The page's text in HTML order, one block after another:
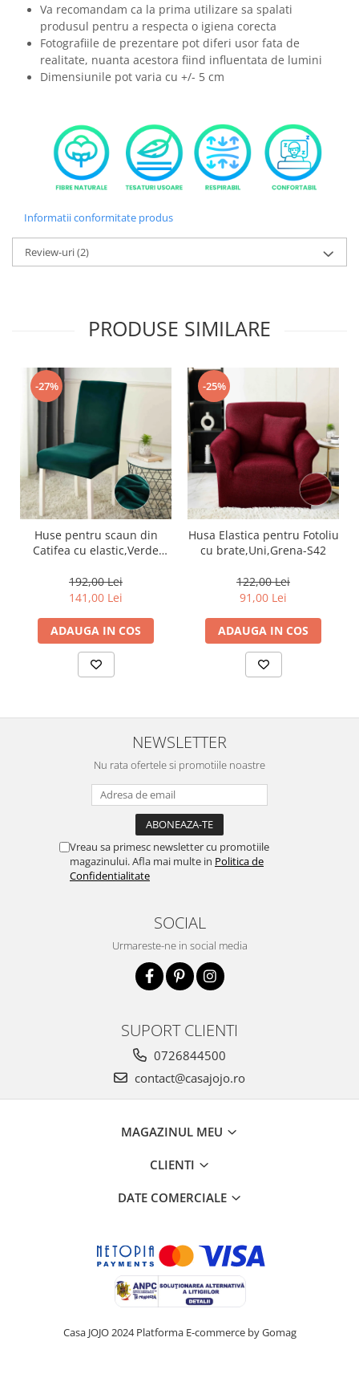
Va recomandam ca la prima utilizare sa spalati
produsul pentru a respecta o igiena corecta
Fotografiile de prezentare pot diferi usor fata de
realitate, nuanta acestora fiind influentata de lumini
Dimensiunile pot varia cu +/- 5 cm
Informatii conformitate produs
Review-uri(2)
PRODUSE SIMILARE
-27%
Huse pentru scaun din
Catifea cu elastic,Verde
192,00 Lei
141,00 Lei
ADAUGA IN COS
-25%
Husa Elastica pentru Fotoliu
cu brate,Uni,Grena-S42
122,00 Lei
91,00 Lei
ADAUGA IN COS
NEWSLETTER
Nu rata ofertele si promotiile noastre
Vreau sa primesc newsletter cu promotiile
magazinului. Afla mai multe in Politica de
Confidentialitate
SOCIAL
Urmareste-ne in social media
SUPORT CLIENTI
0726844500
contact@casajojo.ro
MAGAZINUL MEU
CLIENTI
DATE COMERCIALE
Casa JOJO 2024Platforma E-commerce by Gomag